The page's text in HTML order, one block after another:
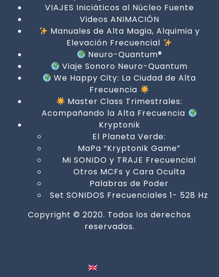
VIAJES Iniciáticos al Núcleo Fuente
Videos ANIMACIÓN
Manuales de Alta Magia, Alquimia y
Elevación Frecuencial
Neuro-Quantum®
Viaje Sonoro Neuro-Quantum
We Happy City: La Ciudad de Alta
Frecuencia
Master Class Trimestrales:
Acompañando la Alta Frecuencia
Kryptonik
El Planeta Verde:
MaPa “Kryptonik Game”
Mi SONIDO y TRAJE Frecuencial
Otros MCFs y Cara Oculta
Palabras de Poder
Set SONIDOS Frecuenciales 1- 528 Hz
Copyright © 2020. Todos los derechos
reservados.